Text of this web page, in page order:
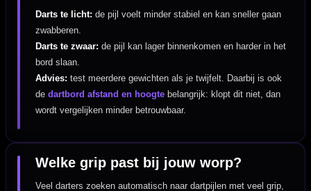
Darts te licht: de pijl voelt minder stabiel en kan sneller gaan
zwabberen.
Darts te zwaar: de pijl kan lager binnenkomen en harder in het
bord slaan.
Advies: test meerdere gewichten als je twijfelt. Daarbij is ook
dedartbord afstand en hoogte belangrijk: klopt dit niet, dan
wordt vergelijken minder betrouwbaar.
Welke grip past bij jouw worp?
Veel darters zoeken automatisch naar dartpijlen met veel grip,